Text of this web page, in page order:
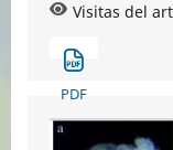
Visitas del
PDF